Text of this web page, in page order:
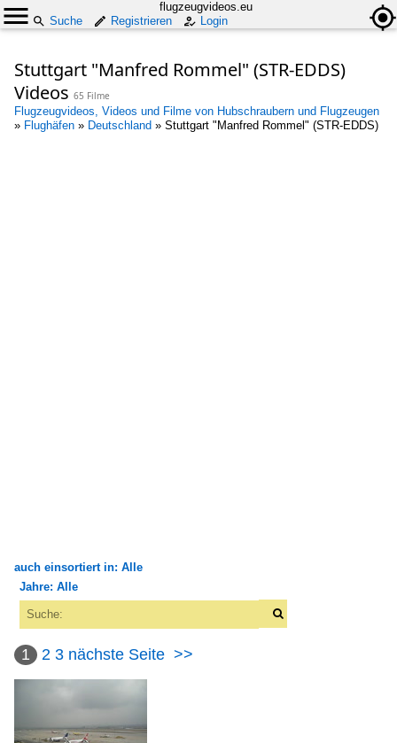
flugzeugvideos.eu
Suche
Registrieren Login
Stuttgart "Manfred Rommel" (STR-EDDS)
Videos 65 Filme
Flugzeugvideos, Videos und Filme von Hubschraubern und Flugzeugen
» Flughäfen » Deutschland » Stuttgart "Manfred Rommel" (STR-EDDS)
auch einsortiert in: Alle
Alle Kategorien
Fluggesellschaften
Jahre: Alle
2006
2007
1 2 3 nächste Seite >>